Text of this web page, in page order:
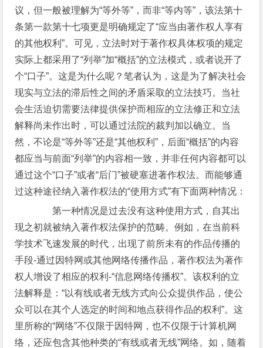
议，但一般被理解为“等外等”，而非“等内等”，该法第十
条第一款第十七项更是明确规定了“应当由著作权人享有
的其他权利”。可见，立法时对于著作权具体权项的规定
实际上都采用了“列举”加“概括”的立法模式，或者说开了
个“口子”。这是为什么呢？笔者认为，这是为了解决社会
现实与立法的滞后性之间的矛盾采取的立法技巧。当社
会生活迫切需要法律提供保护而相应的立法修正和立法
解释尚未作出时，可以通过法院的裁判加以确立。当
然，不论是“等外等”还是“其他权利”，后面“概括”的内容
都应当与前面“列举”的内容相一致，并非任何内容都可以
通过这个“口子”或者“后门”被硬塞进著作权法。而能够通
过这种途径纳入著作权法的“使用方式”有下面两种情况：
第一种情况是过去没有这种使用方式，自其出
现之初就被纳入著作权法保护的范畴。例如，在当前科
学技术飞速发展的时代，出现了前所未有的作品传播的
手段-通过因特网或其他网络传播作品，著作权法为著作
权人增设了相应的权利-“信息网络传播权”。该权利的立
法解释是：“以有线或者无线方式向公众提供作品，使公
众可以在其个人选定的时间和地点获得作品的权利”。这
里所称的“网络”不仅限于因特网，也不仅限于计算机网
络，还应包含其他种类的“有线或者无线”网络。如，随着